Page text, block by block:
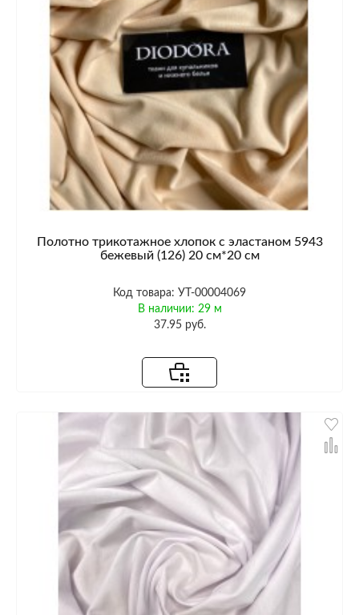
Полотно трикотажное хлопок с эластаном 5943
бежевый (126) 20 см*20 см
Код товара: УТ-00004069
В наличии: 29 м
37.95 руб.